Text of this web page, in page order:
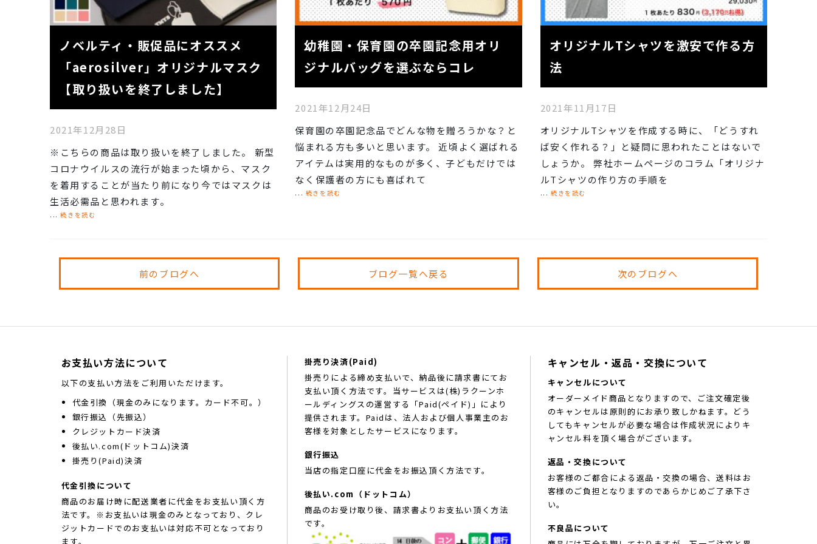
ノベルティ・販促品にオススメ
「aerosilver」オリジナルマスク
【取り扱いを終了しました】
2021年12月28日
※こちらの商品は取り扱いを終了しました。 新型
コロナウイルスの流行が始まった頃から、マスク
を着用することが当たり前になり今ではマスクは
生活必需品と思われます。
...続きを読む
幼稚園・保育園の卒園記念用オリ
ジナルバッグを選ぶならコレ
2021年12月24日
保育園の卒園記念品でどんな物を贈ろうかな？と
悩まれる方も多いと思います。 近頃よく選ばれる
アイテムは実用的なものが多く、子どもだけでは
なく保護者の方にも喜ばれて
... 続きを読む
オリジナルTシャツを激安で作る方
法
2021年11月17日
オリジナルTシャツを作成する時に、「どうすれ
ば安く作れる？」と疑問に思われたことはないで
しょうか。 弊社ホームページのコラム「オリジナ
ルTシャツの作り方の手順を
...続きを読む
前のブログへ ブログ一覧へ戻る 次のブログへ
お支払い方法について
以下の支払い方法をご利用いただけます。
代金引換（現金のみになります。カード不可。）
銀行振込（先振込）
クレジットカード決済
後払い.com(ドットコム)決済
掛売り(Paid)決済
代金引換について
商品のお届け時に配送業者に代金をお支払い頂く方
法です。※お支払いは現金のみとなっており、クレ
ジットカードでのお支払いは対応不可となっており
ます。
掛売り決済(Paid)
掛売りによる締め支払いで、納品後に請求書にてお
支払い頂く方法です。当サービスは(株)ラクーンホ
ールディングスの運営する「Paid(ペイド)」により
提供されます。Paidは、法人および個人事業主のお
客様を対象としたサービスになります。
銀行振込
当店の指定口座に代金をお振込頂く方法です。
後払い.com（ドットコム）
商品のお受け取り後、請求書よりお支払い頂く方法
です。
キャンセル・返品・交換について
キャンセルについて
オーダーメイド商品となりますので、ご注文確定後
のキャンセルは原則的にお承り致しかねます。どう
してもキャンセルが必要な場合は作成状況によりキ
ャンセル料を頂く場合がございます。
返品・交換について
お客様のご都合による返品・交換の場合、送料はお
客様のご負担となりますのであらかじめご了承下さ
い。
不良品について